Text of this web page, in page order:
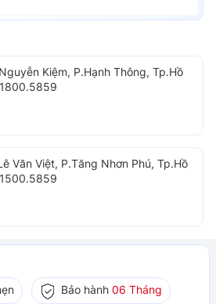
Kiệm, P.Hạnh Thông, Tp.Hồ
Văn Việt, P.Tăng Nhơn Phú, Tp.Hồ
Bảo hành 06 Tháng